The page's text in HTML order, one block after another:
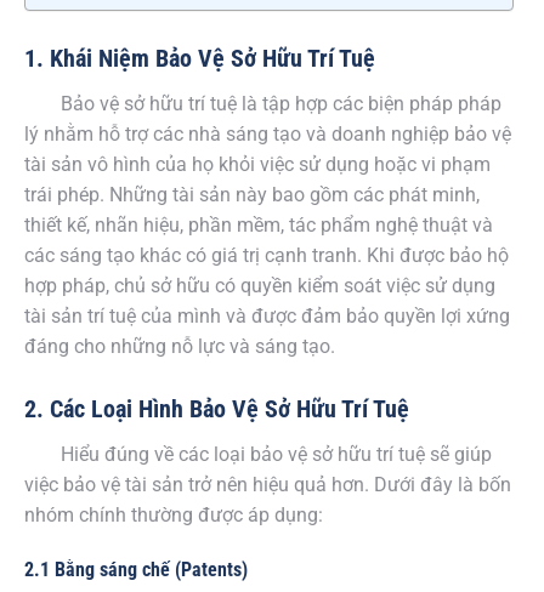
1. Khái Niệm Bảo Vệ Sở Hữu Trí Tuệ
Bảo vệ sở hữu trí tuệ là tập hợp các biện pháp pháp
lý nhằm hỗ trợ các nhà sáng tạo và doanh nghiệp bảo vệ
tài sản vô hình của họ khỏi việc sử dụng hoặc vi phạm
trái phép. Những tài sản này bao gồm các phát minh,
thiết kế, nhãn hiệu, phần mềm, tác phẩm nghệ thuật và
các sáng tạo khác có giá trị cạnh tranh. Khi được bảo hộ
hợp pháp, chủ sở hữu có quyền kiểm soát việc sử dụng
tài sản trí tuệ của mình và được đảm bảo quyền lợi xứng
đáng cho những nỗ lực và sáng tạo.
2. Các Loại Hình Bảo Vệ Sở Hữu Trí Tuệ
Hiểu đúng về các loại bảo vệ sở hữu trí tuệ sẽ giúp
việc bảo vệ tài sản trở nên hiệu quả hơn. Dưới đây là bốn
nhóm chính thường được áp dụng:
2.1 Bằng sáng chế (Patents)